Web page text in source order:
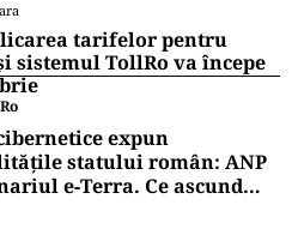
tarifelor pentru
sistemul TollRo va începe
expun
statului român: ANP
e‑Terra. Ce ascund